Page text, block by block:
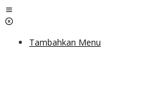
Lewati
ke
Tambahkan Menu